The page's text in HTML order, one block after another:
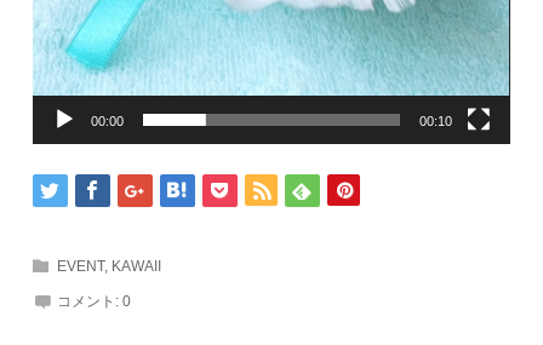
00:00 00:10
EVENT, KAWAII
コメント:0